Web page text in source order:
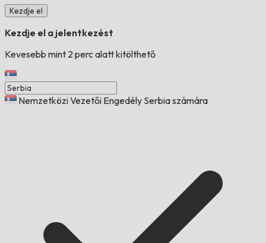
Kezdje el
Kezdje el a jelentkezést
Kevesebb mint 2 perc alatt kitölthető
Nemzetközi Vezetői Engedély Serbia számára